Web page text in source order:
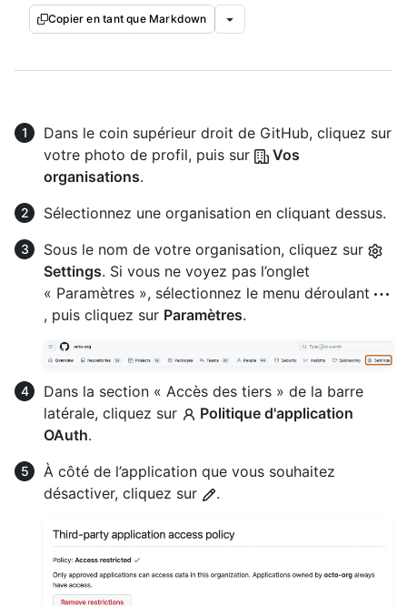
Copier en tant que Markdown
Dans le coin supérieur droit de GitHub, cliquez sur
votre photo de profil, puis sur
Vos
organisations.
Sélectionnez une organisation en cliquant dessus.
Sous le nom de votre organisation, cliquez sur
Settings. Si vous ne voyez pas l’onglet
« Paramètres », sélectionnez le menu déroulant
, puis cliquez sur Paramètres.
Dans la section « Accès des tiers » de la barre
latérale, cliquez sur
Politique d'application
OAuth.
À côté de l’application que vous souhaitez
désactiver, cliquez sur
.